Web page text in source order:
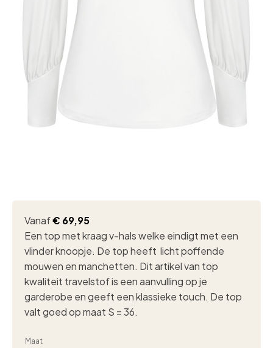
Vanaf€ 69,95
Een top met kraag v-hals welke eindigt met een
vlinder knoopje. De top heeft licht poffende
mouwen en manchetten. Dit artikel van top
kwaliteit travelstof is een aanvulling op je
garderobe en geeft een klassieke touch. De top
valt goed op maat S = 36.
Maat